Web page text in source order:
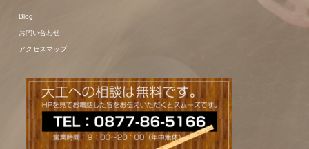
Blog
お問い合わせ
アクセスマップ